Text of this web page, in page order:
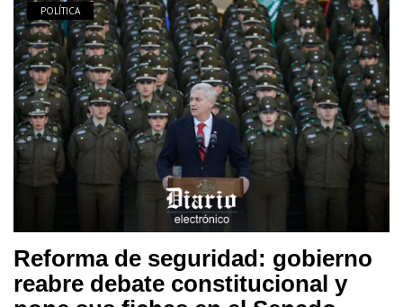
POLÍTICA
Reforma de seguridad: gobierno
reabre debate constitucional y